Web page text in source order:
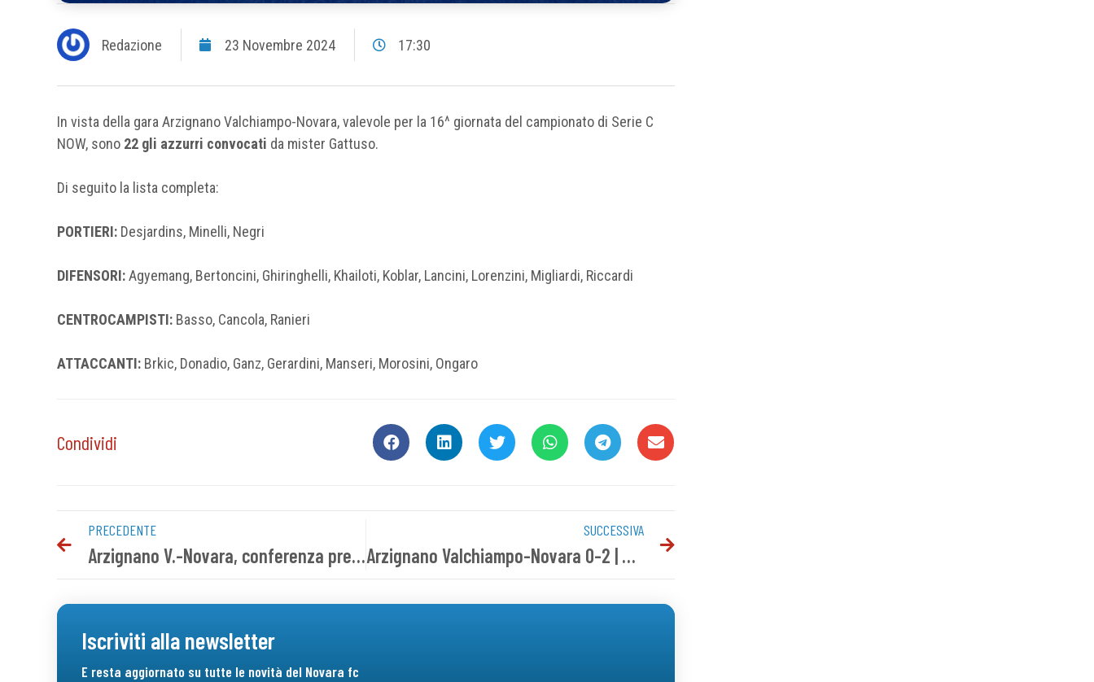
Redazione 23 Novembre 2024 17:30
In vista della gara Arzignano Valchiampo-Novara, valevole per la 16^ giornata del campionato di Serie C
NOW, sono 22 gli azzurri convocati da mister Gattuso.
Di seguito la lista completa:
PORTIERI: Desjardins, Minelli, Negri
DIFENSORI:Agyemang, Bertoncini, Ghiringhelli, Khailoti, Koblar, Lancini, Lorenzini, Migliardi, Riccardi
CENTROCAMPISTI: Basso, Cancola, Ranieri
ATTACCANTI: Brkic, Donadio, Ganz, Gerardini, Manseri, Morosini, Ongaro
Condividi
PRECEDENTE
Arzignano V.-Novara, conferenza pre gara
SUCCESSIVA
Arzignano Valchiampo-Novara 0-2 | Tabellino del match
Iscriviti alla newsletter
E resta aggiornato su tutte le novità del Novara fc